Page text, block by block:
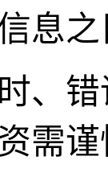
息
、
需